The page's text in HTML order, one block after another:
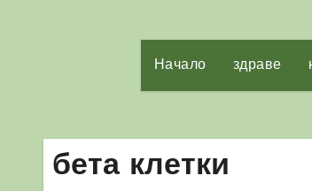
Начало здраве
бета клетки